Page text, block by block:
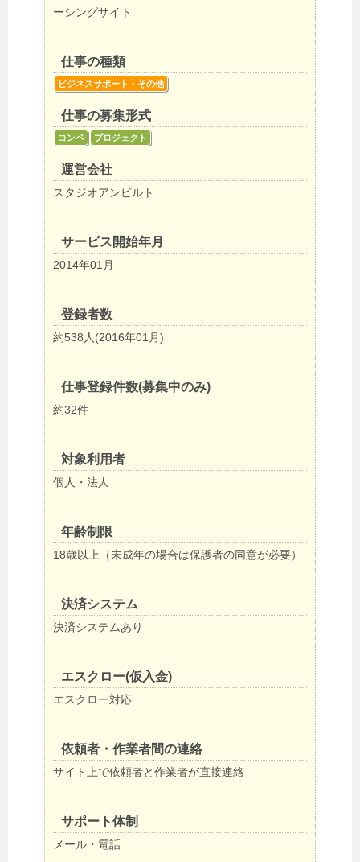
ーシングサイト
仕事の種類
ビジネスサポート・その他
仕事の募集形式
コンペ プロジェクト
運営会社
スタジオアンビルト
サービス開始年月
2014年01月
登録者数
約538人(2016年01月)
仕事登録件数(募集中のみ)
約32件
対象利用者
個人・法人
年齢制限
18歳以上（未成年の場合は保護者の同意が必要）
決済システム
決済システムあり
エスクロー(仮入金)
エスクロー対応
依頼者・作業者間の連絡
サイト上で依頼者と作業者が直接連絡
サポート体制
メール・電話